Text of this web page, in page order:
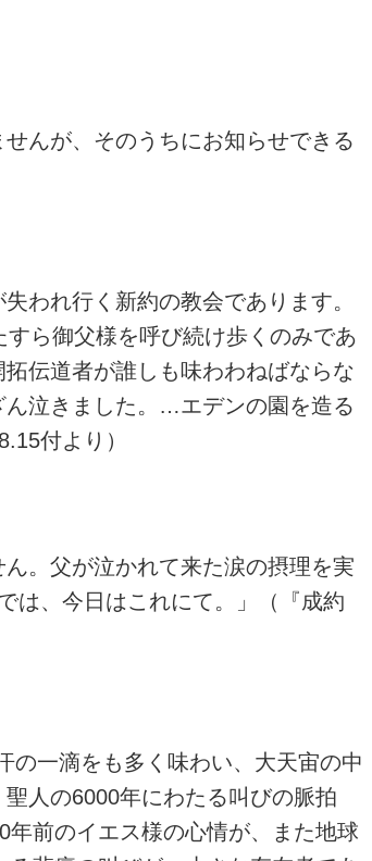
んが、そのうちにお知らせできる
われ行く新約の教会であります。
ら御父様を呼び続け歩くのみであ
伝道者が誰しも味わわねばならな
泣きました。…エデンの園を造る
付より）
。父が泣かれて来た涙の摂理を実
は、今日はこれにて。」（『成約
一滴をも多く味わい、大天宙の中
人の6000年にわたる叫びの脈拍
前のイエス様の心情が、また地球